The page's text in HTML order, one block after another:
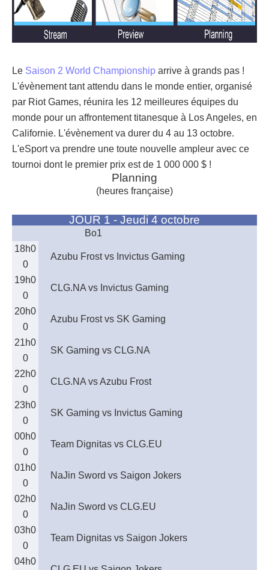
Le Saison 2 World Championship arrive à grands pas !
L'évènement tant attendu dans le monde entier, organisé
par Riot Games, réunira les 12 meilleures équipes du
monde pour un affrontement titanesque à Los Angeles, en
Californie. L'évènement va durer du 4 au 13 octobre.
L'eSport va prendre une toute nouvelle ampleur avec ce
tournoi dont le premier prix est de 1 000 000 $ !
Planning
(heures française)
JOUR 1 - Jeudi 4 octobre
Bo1
18h0
0
Azubu Frost vs Invictus Gaming
19h0
0
CLG.NA vs Invictus Gaming
20h0
0
Azubu Frost vs SK Gaming
21h0
0
SK Gaming vs CLG.NA
22h0
0
CLG.NA vs Azubu Frost
23h0
0
SK Gaming vs Invictus Gaming
00h0
0
Team Dignitas vs CLG.EU
01h0
0
NaJin Sword vs Saigon Jokers
02h0
0
NaJin Sword vs CLG.EU
03h0
0
Team Dignitas vs Saigon Jokers
04h0